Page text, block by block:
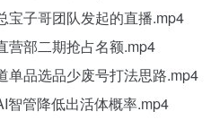
宝子哥团队发起的直播.mp4
营部二期抢占名额.mp4
单品选品少废号打法思路.mp4
智管降低出活体概率.mp4